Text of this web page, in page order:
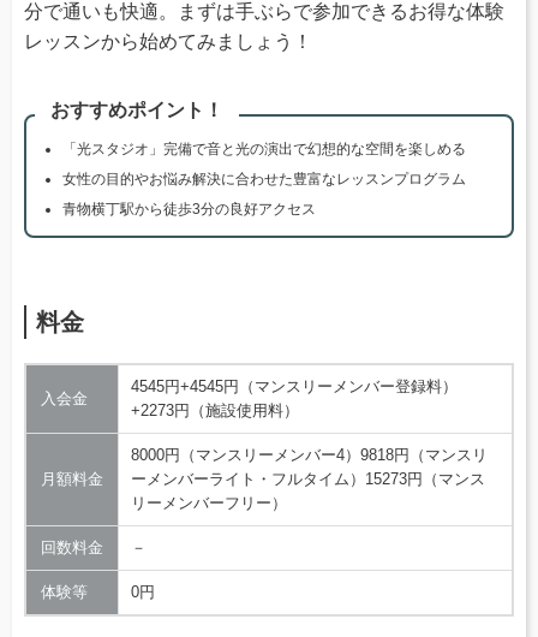
分で通いも快適。まずは手ぶらで参加できるお得な体験
レッスンから始めてみましょう！
おすすめポイント！
「光スタジオ」完備で音と光の演出で幻想的な空間を楽しめる
女性の目的やお悩み解決に合わせた豊富なレッスンプログラム
青物横丁駅から徒歩3分の良好アクセス
料金
入会金
4545円+4545円（マンスリーメンバー登録料）
+2273円（施設使用料）
月額料金
8000円（マンスリーメンバー4）9818円（マンスリ
ーメンバーライト・フルタイム）15273円（マンス
リーメンバーフリー）
回数料金 －
体験等 0円